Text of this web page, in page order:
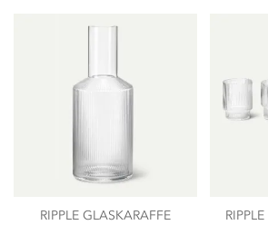
RIPPLE GLASKARAFFE